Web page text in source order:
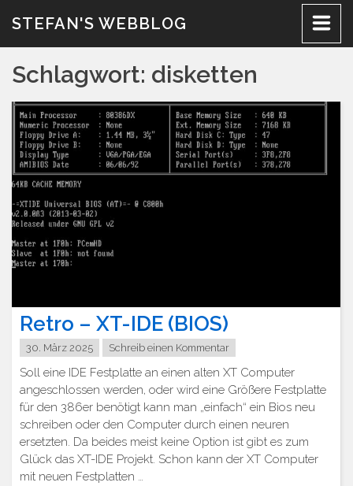
InhaltSTEFAN'S WEBBLOG
Schlagwort: disketten
Retro – XT-IDE (BIOS)
30. März 2025 Schreib einen Kommentar
Soll eine IDE Festplatte an einen alten XT Computer
angeschlossen werden, oder wird eine Größere Festplatte
für den 386er benötigt kann man „einfach“ ein Bios neu
schreiben oder den Computer durch einen neuren
ersetzten. Da beides meist keine Option ist gibt es zum
Glück das XT-IDE Projekt. Schon kann der XT Computer
mit neuen Festplatten …